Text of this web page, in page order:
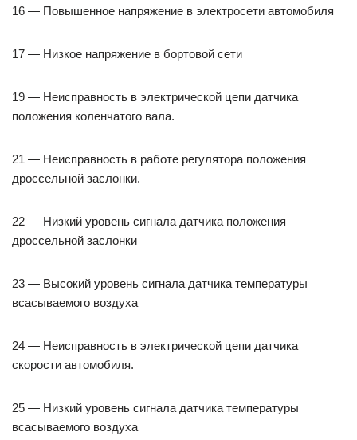
16 — Повышенное напряжение в электросети автомобиля
17 — Низкое напряжение в бортовой сети
19 — Неисправность в электрической цепи датчика
положения коленчатого вала.
21 — Неисправность в работе регулятора положения
дроссельной заслонки.
22 — Низкий уровень сигнала датчика положения
дроссельной заслонки
23 — Высокий уровень сигнала датчика температуры
всасываемого воздуха
24 — Неисправность в электрической цепи датчика
скорости автомобиля.
25 — Низкий уровень сигнала датчика температуры
всасываемого воздуха